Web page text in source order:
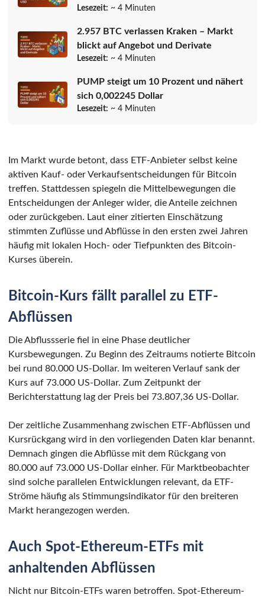
Lesezeit: ~ 4 Minuten
2.957 BTC verlassen Kraken – Markt
blickt auf Angebot und Derivate
Lesezeit: ~ 4 Minuten
PUMP steigt um 10 Prozent und nähert
sich 0,002245 Dollar
Lesezeit: ~ 4 Minuten
Im Markt wurde betont, dass ETF-Anbieter selbst keine
aktiven Kauf- oder Verkaufsentscheidungen für Bitcoin
treffen. Stattdessen spiegeln die Mittelbewegungen die
Entscheidungen der Anleger wider, die Anteile zeichnen
oder zurückgeben. Laut einer zitierten Einschätzung
stimmten Zuflüsse und Abflüsse in den ersten zwei Jahren
häufig mit lokalen Hoch- oder Tiefpunkten des Bitcoin-
Kurses überein.
Bitcoin-Kurs fällt parallel zu ETF-
Abflüssen
Die Abflussserie fiel in eine Phase deutlicher
Kursbewegungen. Zu Beginn des Zeitraums notierte Bitcoin
bei rund 80.000 US-Dollar. Im weiteren Verlauf sank der
Kurs auf 73.000 US-Dollar. Zum Zeitpunkt der
Berichterstattung lag der Preis bei 73.807,36 US-Dollar.
Der zeitliche Zusammenhang zwischen ETF-Abflüssen und
Kursrückgang wird in den vorliegenden Daten klar benannt.
Demnach gingen die Abflüsse mit dem Rückgang von
80.000 auf 73.000 US-Dollar einher. Für Marktbeobachter
sind solche parallelen Entwicklungen relevant, da ETF-
Ströme häufig als Stimmungsindikator für den breiteren
Markt herangezogen werden.
Auch Spot-Ethereum-ETFs mit
anhaltenden Abflüssen
Nicht nur Bitcoin-ETFs waren betroffen. Spot-Ethereum-